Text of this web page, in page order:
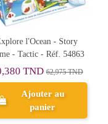
l'Ocean - Story
- Tactic - Réf. 54863
TND 62,975 TND
Ajouter au
panier